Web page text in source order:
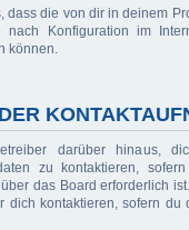
dass die von dir in deinem
Konfiguration im
können.
darüber hinaus,
zu kontaktieren,
das Board erforderlich
dich kontaktieren, sofern du